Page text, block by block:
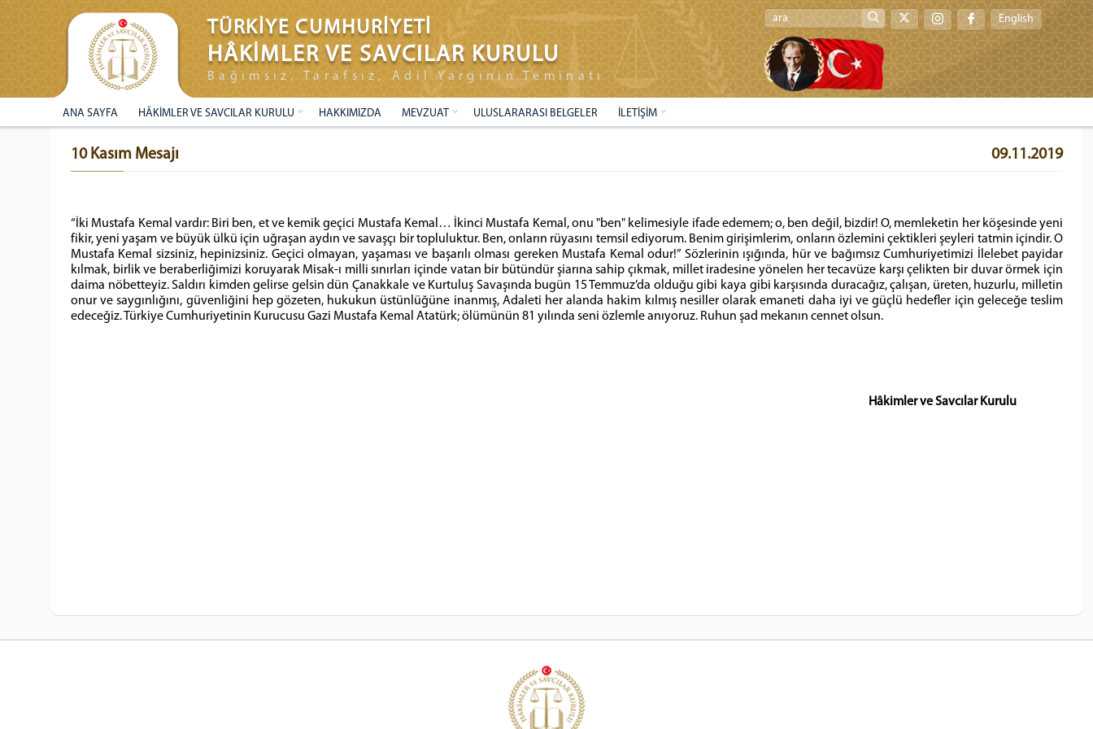
TÜRKİYE CUMHURİYETİ
HÂKİMLER VE SAVCILAR KURULU
Bağımsız, Tarafsız, Adil Yargının Teminatı
English
ANA SAYFA HÂKİMLER VE SAVCILAR KURULU HAKKIMIZDA MEVZUAT ULUSLARARASI BELGELER İLETİŞİM
10 Kasım Mesajı 09.11.2019
“İki Mustafa Kemal vardır: Biri ben, et ve kemik geçici Mustafa Kemal… İkinci Mustafa Kemal, onu "ben" kelimesiyle ifade edemem; o, ben değil, bizdir! O, memleketin her köşesinde yeni
fikir, yeni yaşam ve büyük ülkü için uğraşan aydın ve savaşçı bir topluluktur. Ben, onların rüyasını temsil ediyorum. Benim girişimlerim, onların özlemini çektikleri şeyleri tatmin içindir. O
Mustafa Kemal sizsiniz, hepinizsiniz. Geçici olmayan, yaşaması ve başarılı olması gereken Mustafa Kemal odur!” Sözlerinin ışığında, hür ve bağımsız Cumhuriyetimizi İlelebet payidar
kılmak, birlik ve beraberliğimizi koruyarak Misak-ı milli sınırları içinde vatan bir bütündür şiarına sahip çıkmak, millet iradesine yönelen her tecavüze karşı çelikten bir duvar örmek için
daima nöbetteyiz. Saldırı kimden gelirse gelsin dün Çanakkale ve Kurtuluş Savaşında bugün 15 Temmuz’da olduğu gibi kaya gibi karşısında duracağız, çalışan, üreten, huzurlu, milletin
onur ve saygınlığını, güvenliğini hep gözeten, hukukun üstünlüğüne inanmış, Adaleti her alanda hakim kılmış nesiller olarak emaneti daha iyi ve güçlü hedefler için geleceğe teslim
edeceğiz. Türkiye Cumhuriyetinin Kurucusu Gazi Mustafa Kemal Atatürk; ölümünün 81 yılında seni özlemle anıyoruz. Ruhun şad mekanın cennet olsun.
Hâkimler ve Savcılar Kurulu